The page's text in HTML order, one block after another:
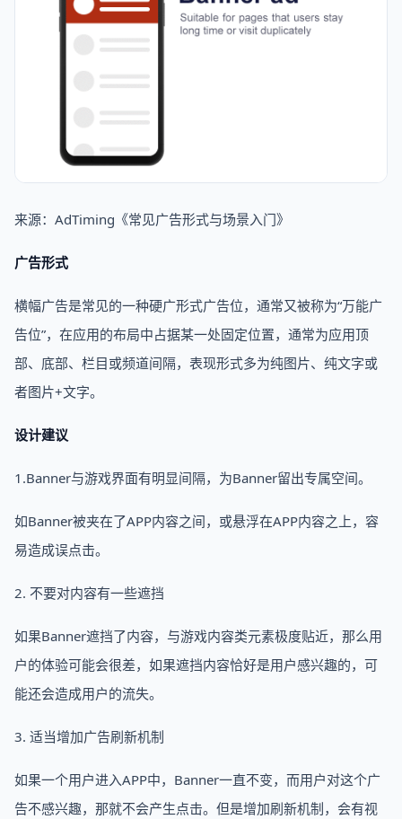
来源：AdTiming《常见广告形式与场景入门》
广告形式
横幅广告是常见的一种硬广形式广告位，通常又被称为“万能广
告位”，在应用的布局中占据某一处固定位置，通常为应用顶
部、底部、栏目或频道间隔，表现形式多为纯图片、纯文字或
者图片+文字。
设计建议
1.Banner与游戏界面有明显间隔，为Banner留出专属空间。
如Banner被夹在了APP内容之间，或悬浮在APP内容之上，容
易造成误点击。
2. 不要对内容有一些遮挡
如果Banner遮挡了内容，与游戏内容类元素极度贴近，那么用
户的体验可能会很差，如果遮挡内容恰好是用户感兴趣的，可
能还会造成用户的流失。
3. 适当增加广告刷新机制
如果一个用户进入APP中，Banner一直不变，而用户对这个广
告不感兴趣，那就不会产生点击。但是增加刷新机制，会有视